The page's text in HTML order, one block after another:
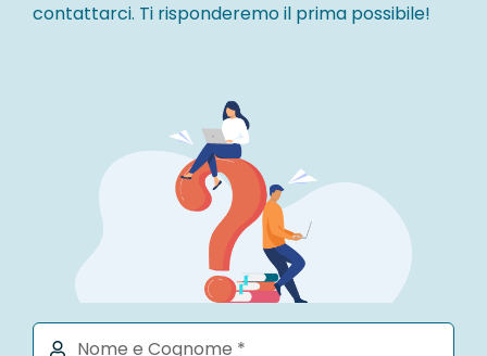
contattarci. Ti risponderemo il prima possibile!